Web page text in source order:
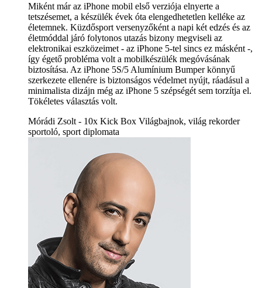
Miként már az iPhone mobil első verziója elnyerte a
tetszésemet, a készülék évek óta elengedhetetlen kelléke az
életemnek. Küzdősport versenyzőként a napi két edzés és az
életmóddal járó folytonos utazás bizony megviseli az
elektronikai eszközeimet - az iPhone 5-tel sincs ez másként -,
így égető probléma volt a mobilkészülék megóvásának
biztosítása. Az iPhone 5S/5 Alumínium Bumper könnyű
szerkezete ellenére is biztonságos védelmet nyújt, ráadásul a
minimalista dizájn még az iPhone 5 szépségét sem torzítja el.
Tökéletes választás volt.
Mórádi Zsolt - 10x Kick Box Világbajnok, világ rekorder
sportoló, sport diplomata